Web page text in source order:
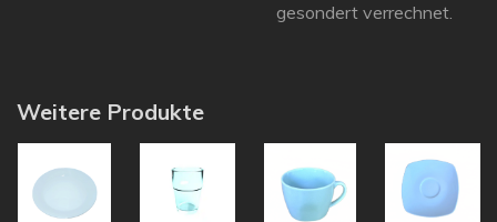
gesondert verrechnet.
Weitere Produkte